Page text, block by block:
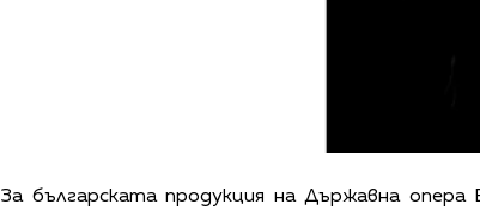
За българската продукция на Държавна